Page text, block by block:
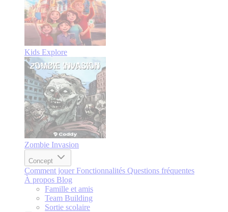
Kids Explore
Zombie Invasion
Concept
Comment jouer Fonctionnalités Questions fréquentes
À propos Blog
Famille et amis
Team Building
Sortie scolaire